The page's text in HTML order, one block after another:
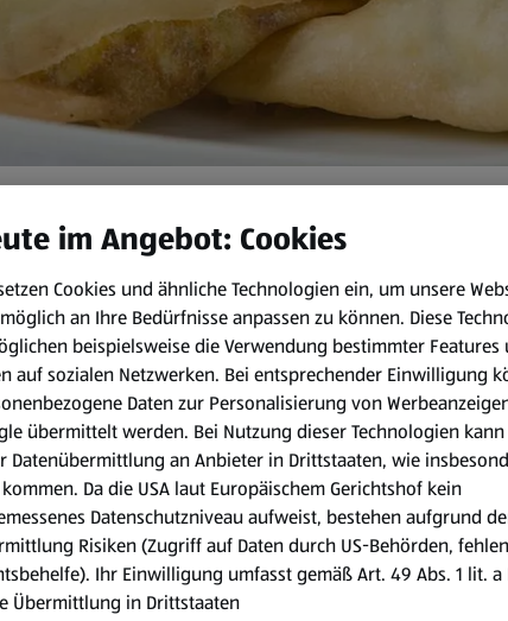
Jause oder als kleiner Snack zwischendurch. Die
Zubereitungsart:
Für die Fetadreiecke das
gehackten Petersilie
vermengen. Mit Pfeffer
Jedes Filo-Teigblatt in
im Angebot: Cookies
Cookies und ähnliche Technologien ein, um unsere
an Ihre Bedürfnisse anpassen zu können. Diese
beispielsweise die Verwendung bestimmter Features
auf sozialen Netzwerken. Bei entsprechender Einwilligung
Daten zur Personalisierung von
übermittelt werden. Bei Nutzung dieser Technologien kann
Datenübermittlung an Anbieter in Drittstaaten, wie
kommen. Da die USA laut Europäischem Gerichtshof kein
Datenschutzniveau aufweist, bestehen aufgrund
Risiken (Zugriff auf Daten durch US-Behörden,
Ihr Einwilligung umfasst gemäß Art. 49 Abs. 1 lit. a
Übermittlung in Drittstaaten